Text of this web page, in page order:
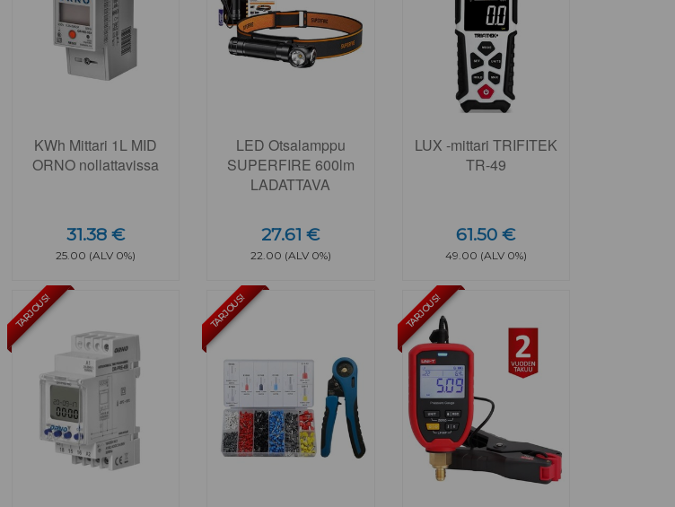
KWh Mittari 1L MID
ORNO nollattavissa
31.38 €
25.00 (ALV 0%)
LED Otsalamppu
SUPERFIRE 600lm
LADATTAVA
27.61 €
22.00 (ALV 0%)
LUX -mittari TRIFITEK
TR-49
61.50 €
49.00 (ALV 0%)
TARJOUS! TARJOUS! TARJOUS!